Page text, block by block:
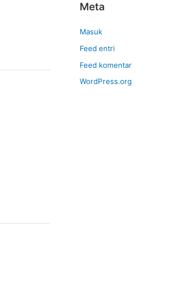
Meta
Masuk
Feed entri
Feed komentar
WordPress.org